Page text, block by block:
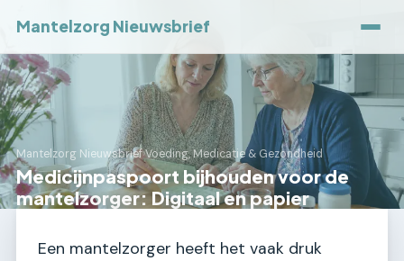
Mantelzorg Nieuwsbrief
Mantelzorg Nieuwsbrief›Voeding, Medicatie & Gezondheid
Medicijnpaspoort bijhouden voor de
mantelzorger: Digitaal en papier
Een mantelzorger heeft het vaak druk